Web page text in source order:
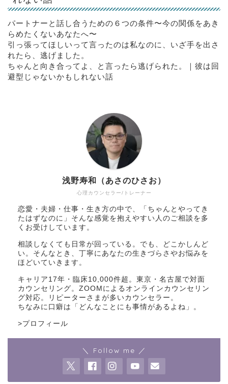
パートナーと話し合うための６つの条件〜今の関係をあき
らめたくないあなたへ〜
引っ張ってほしいって言ったのは私なのに、いざ手を出さ
れたら、逃げました。
ちゃんと向き合ってよ、と言ったら逃げられた。｜彼は回
避型じゃないかもしれない話
心理カウンセラー/トレーナー
浅野寿和（あさのひさお）
恋愛・夫婦・仕事・生き方の中で、「ちゃんとやってき
たはずなのに」そんな感覚を抱えやすい人のご相談を多
くお受けしています。
相談しなくても日常が回っている。でも、どこかしんど
い。そんなとき、丁寧にあなたの生きづらさやお悩みを
ほどいていきます。
キャリア17年・臨床10,000件超。東京・名古屋で対面
カウンセリング。ZOOMによるオンラインカウンセリン
グ対応。リピーターさまが多いカウンセラー。
ちなみに口癖は「どんなことにも事情があるよね」。
>プロフィール
＼ Follow me ／